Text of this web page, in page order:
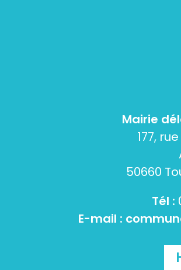
Mairie
177,
50660
Tél :
E-mail :